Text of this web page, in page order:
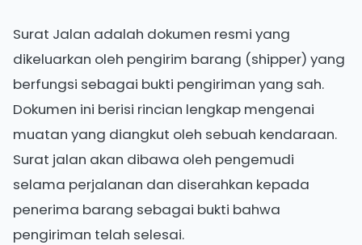
Surat Jalan adalah dokumen resmi yang
dikeluarkan oleh pengirim barang (shipper) yang
berfungsi sebagai bukti pengiriman yang sah.
Dokumen ini berisi rincian lengkap mengenai
muatan yang diangkut oleh sebuah kendaraan.
Surat jalan akan dibawa oleh pengemudi
selama perjalanan dan diserahkan kepada
penerima barang sebagai bukti bahwa
pengiriman telah selesai.